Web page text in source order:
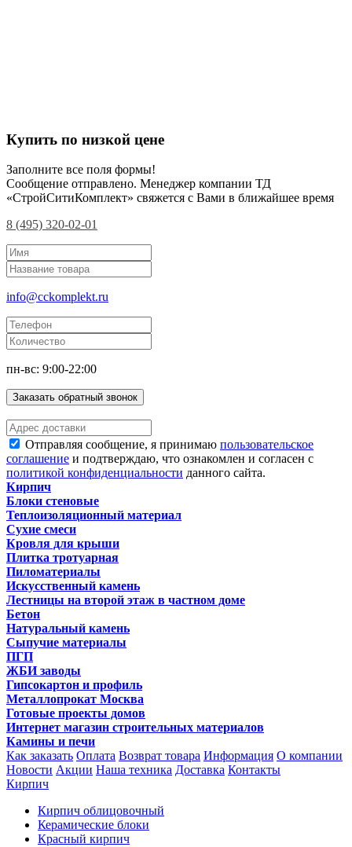
Купить по низкой цене
Заполните все поля формы!
Сообщение отправлено. Менеджер компании ТД
«СтройСитиКомплект» свяжется с Вами в ближайшее время
8 (495) 320-02-01
info@cckomplekt.ru
пн-вс: 9:00-22:00
Заказать обратный звонок
Отправляя сообщение, я принимаю пользовательское
соглашение и подтверждаю, что ознакомлен и согласен с
политикой конфиденциальности данного сайта.
Кирпич
Блоки стеновые
Теплоизоляционный материал
Сухие смеси
Кровля для крыши
Плитка тротуарная
Пиломатериалы
Искусственный камень
Лестницы на второй этаж в частном доме
Бетон
Натуральный камень
Сыпучие материалы
ПГП
ЖБИ заводы
Гипсокартон и профиль
Металлопрокат Москва
Готовые проекты домов
Интернет магазин строительных материалов
Камины и печи
Как заказать Оплата Возврат товара Информация О компании
Новости Акции Наша техника Доставка Контакты
Кирпич
Кирпич облицовочный
Керамические блоки
Красный кирпич